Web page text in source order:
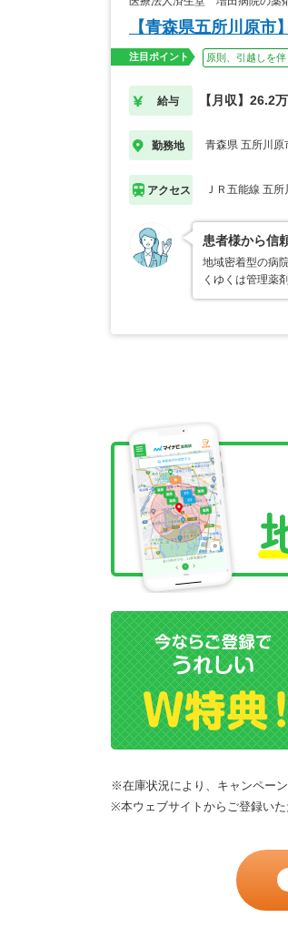
【青森県五所川原
注目ポイント 原則、引越しを伴
給与 【月収】26.2
勤務地 青森県 五所川原
アクセス ＪＲ五能線 五所
患者様から信
地域密着型の病
くゆくは管理薬
※在庫状況により、キャンペー
※本ウェブサイトからご登録いた